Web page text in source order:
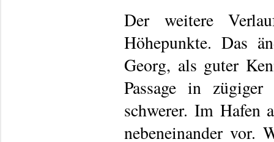
Der weitere
Höhepunkte. Das
Georg, als guter
Passage in
schwerer. Im Hafen
nebeneinander vor.